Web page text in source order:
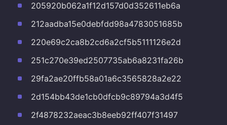
205920b062a1f12d157d0d352611eb6a
212aadba15e0debfdd98a4783051685b
220e69c2ca8b2cd6a2cf5b5111126e2d
251c270e39ed2507735ab6a8231fa26b
29fa2ae20ffb58a01a6c3565828a2e22
2d154bb43de1cb0dfcb9c89794a3d4f5
2f4878232aeac3b8eeb92ff407f31497